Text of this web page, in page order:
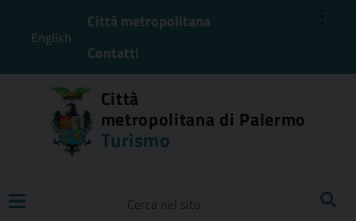
English
Città metropolitana
Contatti
Città
metropolitana di Palermo
Turismo